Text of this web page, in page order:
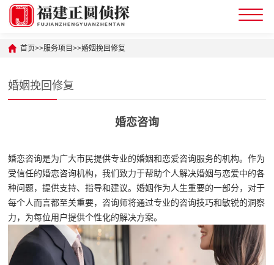
首页>>服务项目>>婚姻挽回修复
婚姻挽回修复
婚恋咨询
婚恋咨询是为广大市民提供专业的婚姻和恋爱咨询服务的机构。作为
受信任的婚恋咨询机构，我们致力于帮助个人解决婚姻与恋爱中的各
种问题，提供支持、指导和建议。婚姻作为人生重要的一部分，对于
每个人而言都至关重要，咨询师将通过专业的咨询技巧和敏锐的洞察
力，为每位用户提供个性化的解决方案。